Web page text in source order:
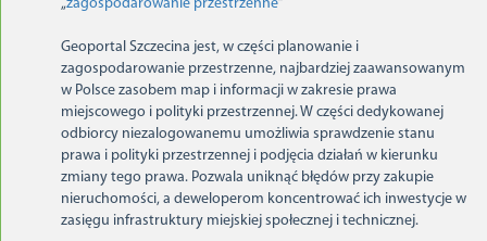
„zagospodarowanie przestrzenne”
Geoportal Szczecina jest, w części planowanie i
zagospodarowanie przestrzenne, najbardziej zaawansowanym
w Polsce zasobem map i informacji w zakresie prawa
miejscowego i polityki przestrzennej. W części dedykowanej
odbiorcy niezalogowanemu umożliwia sprawdzenie stanu
prawa i polityki przestrzennej i podjęcia działań w kierunku
zmiany tego prawa. Pozwala uniknąć błędów przy zakupie
nieruchomości, a deweloperom koncentrować ich inwestycje w
zasięgu infrastruktury miejskiej społecznej i technicznej.